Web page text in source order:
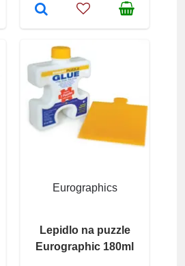
Eurographics
Lepidlo na puzzle
Eurographic 180ml